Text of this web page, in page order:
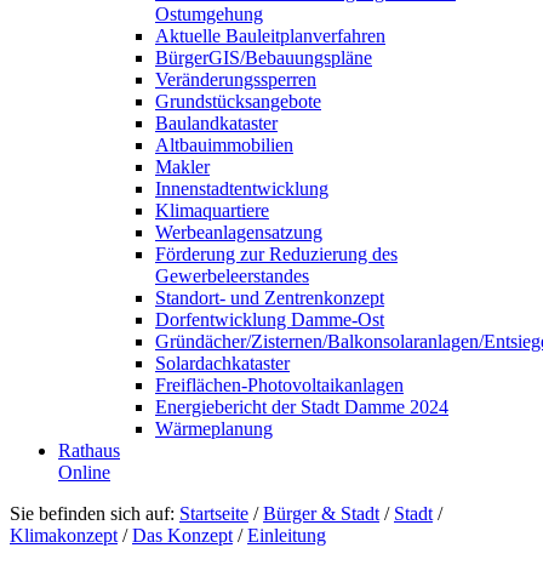
Ostumgehung
Aktuelle Bauleitplanverfahren
BürgerGIS/Bebauungspläne
Veränderungssperren
Grundstücksangebote
Baulandkataster
Altbauimmobilien
Makler
Innenstadtentwicklung
Klimaquartiere
Werbeanlagensatzung
Förderung zur Reduzierung des
Gewerbeleerstandes
Standort- und Zentrenkonzept
Dorfentwicklung Damme-Ost
Gründächer/Zisternen/Balkonsolaranlagen/
Solardachkataster
Freiflächen-Photovoltaikanlagen
Energiebericht der Stadt Damme 2024
Wärmeplanung
Rathaus
Online
Sie befinden sich auf: Startseite /Bürger & Stadt / Stadt /
Klimakonzept /Das Konzept /Einleitung